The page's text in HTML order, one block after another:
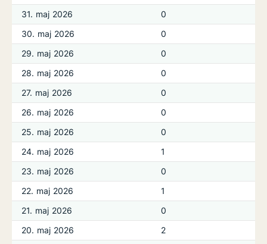
31. maj 2026
0
30. maj 2026
0
29. maj 2026
0
28. maj 2026
0
27. maj 2026
0
26. maj 2026
0
25. maj 2026
0
24. maj 2026
1
23. maj 2026
0
22. maj 2026
1
21. maj 2026
0
20. maj 2026
2